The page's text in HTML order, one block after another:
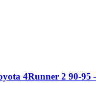
4Runner 2 90-95